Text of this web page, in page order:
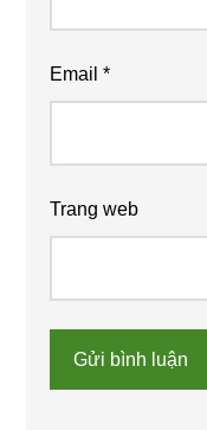
Email*
Trang web